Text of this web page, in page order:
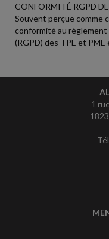
CONFORMITÉ RGPD
Souvent perçue comme
conformité au
(RGPD) des TPE et
1